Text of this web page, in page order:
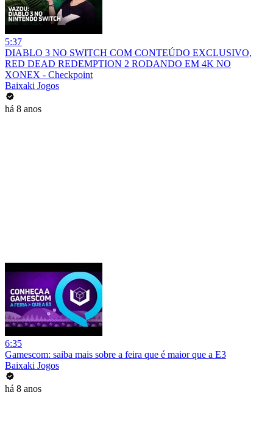
5:37
DIABLO 3 NO SWITCH COM CONTEÚDO EXCLUSIVO,
RED DEAD REDEMPTION 2 RODANDO EM 4K NO
XONEX - Checkpoint
Baixaki Jogos
há 8 anos
6:35
Gamescom: saiba mais sobre a feira que é maior que a E3
Baixaki Jogos
há 8 anos